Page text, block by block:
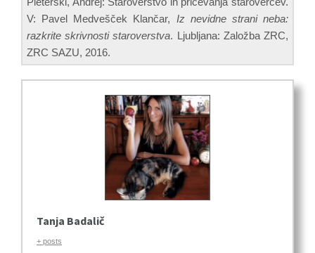
V: Pavel Medvešček Klančar, Iz nevidne strani neba:
razkrite skrivnosti staroverstva. Ljubljana: Založba ZRC,
ZRC SAZU, 2016.
Tanja Badalič
+ posts